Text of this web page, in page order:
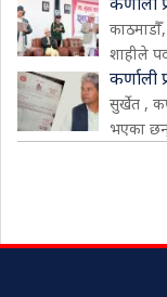
शाहीले
कर्णाली
सुर्खेत ,
भएका छन्